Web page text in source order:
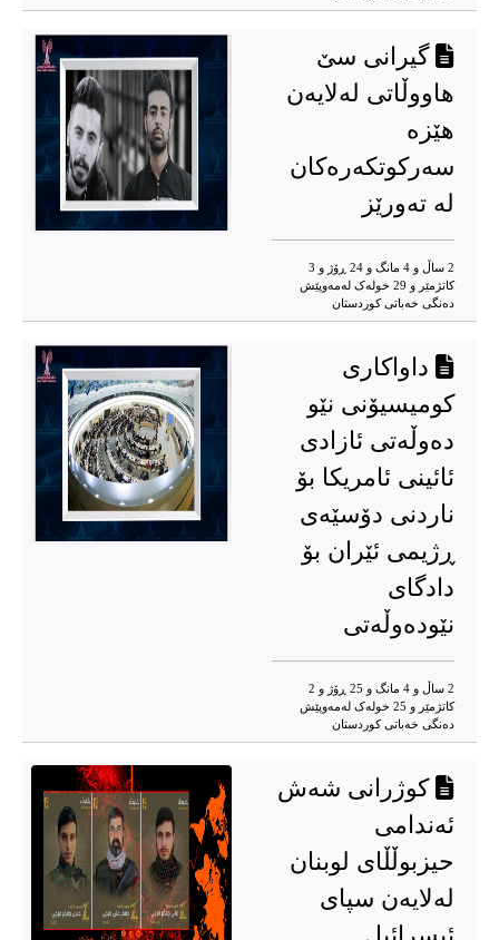
گیرانی سێ
هاووڵاتی لەلایەن
هێزە
سەرکوتکەرەکان
لە تەورێز
2 ساڵ و 4 مانگ و 24 ڕۆژ و 3
کاتژمێر و 29 خوله‌ک له‌مه‌وپێش‌
دەنگی خەباتی کوردستان
داواکاری
کومیسیۆنی نێو
دەوڵەتی ئازادی
ئائینی ئامریکا بۆ
ناردنی دۆسێەی
ڕژیمی ئێران بۆ
دادگای
نێودەوڵەتی
2 ساڵ و 4 مانگ و 25 ڕۆژ و 2
کاتژمێر و 25 خوله‌ک له‌مه‌وپێش‌
دەنگی خەباتی کوردستان
كوژرانی شەش
ئەندامی
حیزبوڵڵای لوبنان
لەلایەن سپای